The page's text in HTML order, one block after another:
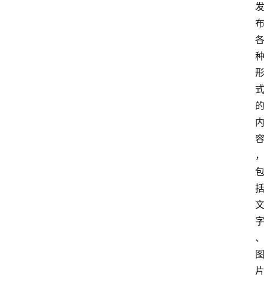
发
布
各
种
形
式
的
内
容
，
包
括
文
字
、
图
片